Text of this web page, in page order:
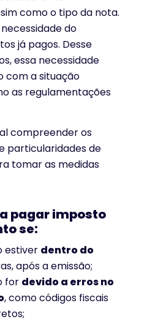
como o tipo da nota.
do
já pagos. Desse
essa necessidade
com a situação
as regulamentações
compreender os
particularidades de
tomar as medidas
pagar imposto
se:
estiver dentro do
após a emissão;
for devido a erros no
, como códigos fiscais